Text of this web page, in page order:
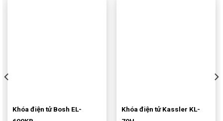
Khóa điện tử Bosh EL-
Khóa điện tử Kassler KL-